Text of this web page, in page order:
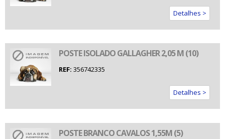
Detalhes >
POSTE ISOLADO GALLAGHER 2,05 M (10)
REF: 356742335
Detalhes >
POSTE BRANCO CAVALOS 1,55M (5)